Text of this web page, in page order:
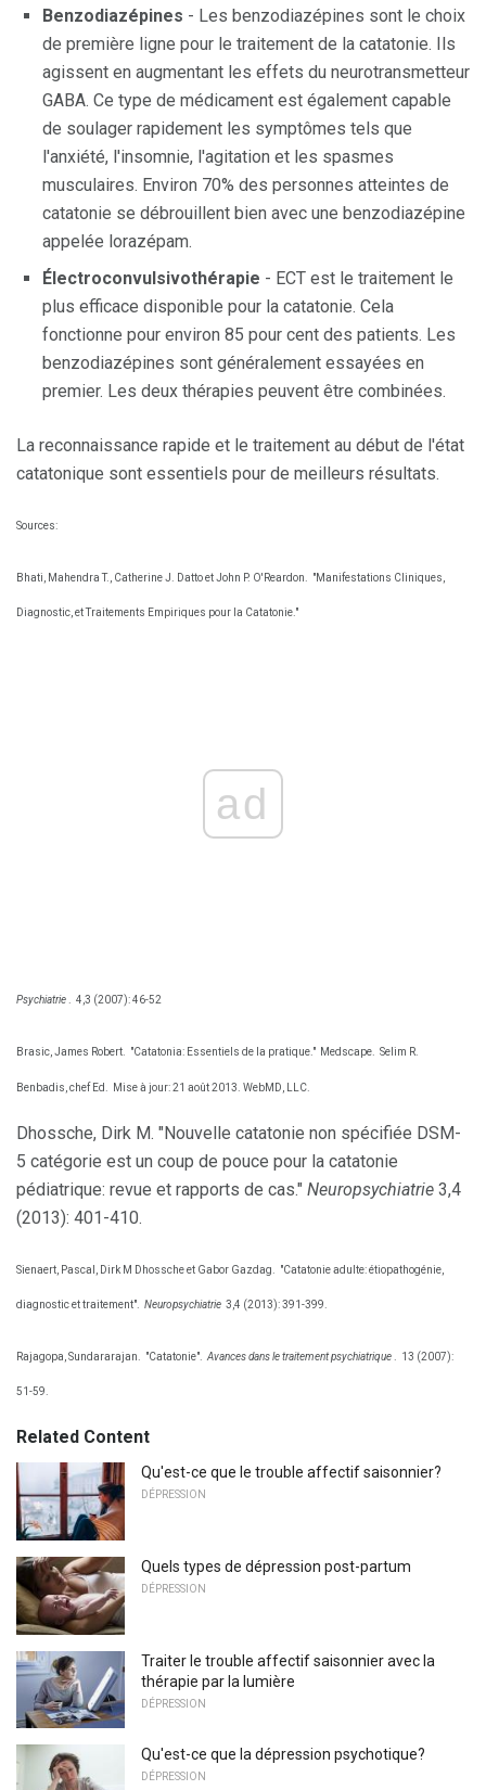
Benzodiazépines - Les benzodiazépines sont le choix
de première ligne pour le traitement de la catatonie. Ils
agissent en augmentant les effets du neurotransmetteur
GABA. Ce type de médicament est également capable
de soulager rapidement les symptômes tels que
l'anxiété, l'insomnie, l'agitation et les spasmes
musculaires. Environ 70% des personnes atteintes de
catatonie se débrouillent bien avec une benzodiazépine
appelée lorazépam.
Électroconvulsivothérapie - ECT est le traitement le
plus efficace disponible pour la catatonie. Cela
fonctionne pour environ 85 pour cent des patients. Les
benzodiazépines sont généralement essayées en
premier. Les deux thérapies peuvent être combinées.
La reconnaissance rapide et le traitement au début de l'état
catatonique sont essentiels pour de meilleurs résultats.
Sources:
Bhati, Mahendra T., Catherine J. Datto et John P. O'Reardon. "Manifestations Cliniques,
Diagnostic, et Traitements Empiriques pour la Catatonie."
ad
Psychiatrie. 4,3 (2007): 46-52
Brasic, James Robert. "Catatonia: Essentiels de la pratique." Medscape. Selim R.
Benbadis, chef Ed. Mise à jour: 21 août 2013. WebMD, LLC.
Dhossche, Dirk M. "Nouvelle catatonie non spécifiée DSM-
5 catégorie est un coup de pouce pour la catatonie
pédiatrique: revue et rapports de cas." Neuropsychiatrie 3,4
(2013): 401-410.
Sienaert, Pascal, Dirk M Dhossche et Gabor Gazdag. "Catatonie adulte: étiopathogénie,
diagnostic et traitement". Neuropsychiatrie 3,4 (2013): 391-399.
Rajagopa, Sundararajan. "Catatonie". Avances dans le traitement psychiatrique. 13 (2007):
51-59.
Related Content
Qu'est-ce que le trouble affectif saisonnier?
DÉPRESSION
Quels types de dépression post-partum
DÉPRESSION
Traiter le trouble affectif saisonnier avec la
thérapie par la lumière
DÉPRESSION
Qu'est-ce que la dépression psychotique?
DÉPRESSION